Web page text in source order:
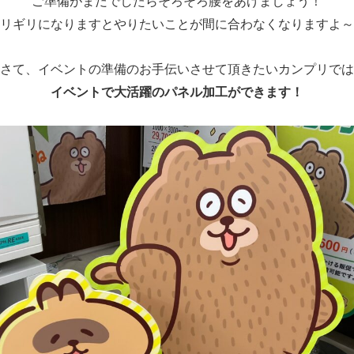
ギリになりますとやりたいことが間に合わなくなりますよ
さて、イベントの準備のお手伝いさせて頂きたいカンプリでは
イベントで大活躍のパネル加工ができます！